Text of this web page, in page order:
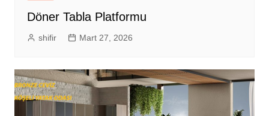
Döner Tabla Platformu
shifir Mart 27, 2026